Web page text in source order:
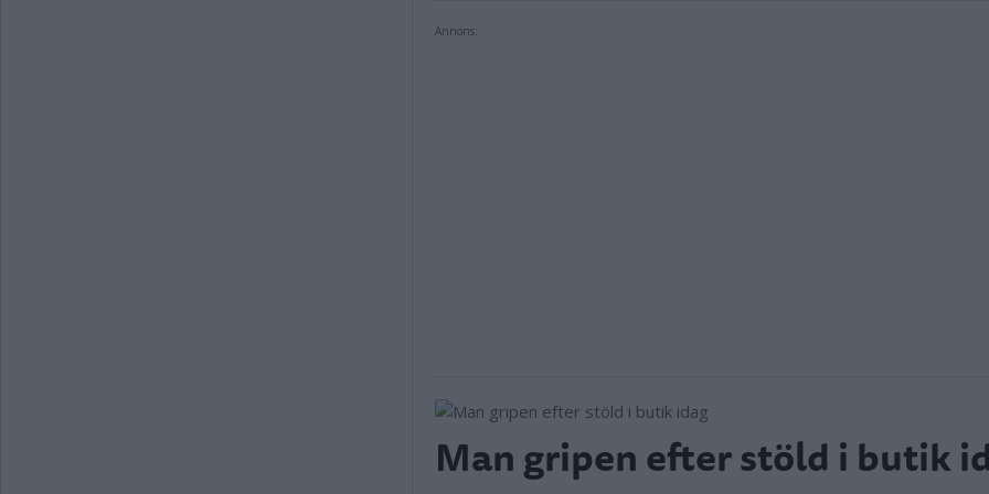
Annons:
Man gripen efter stöld i butik